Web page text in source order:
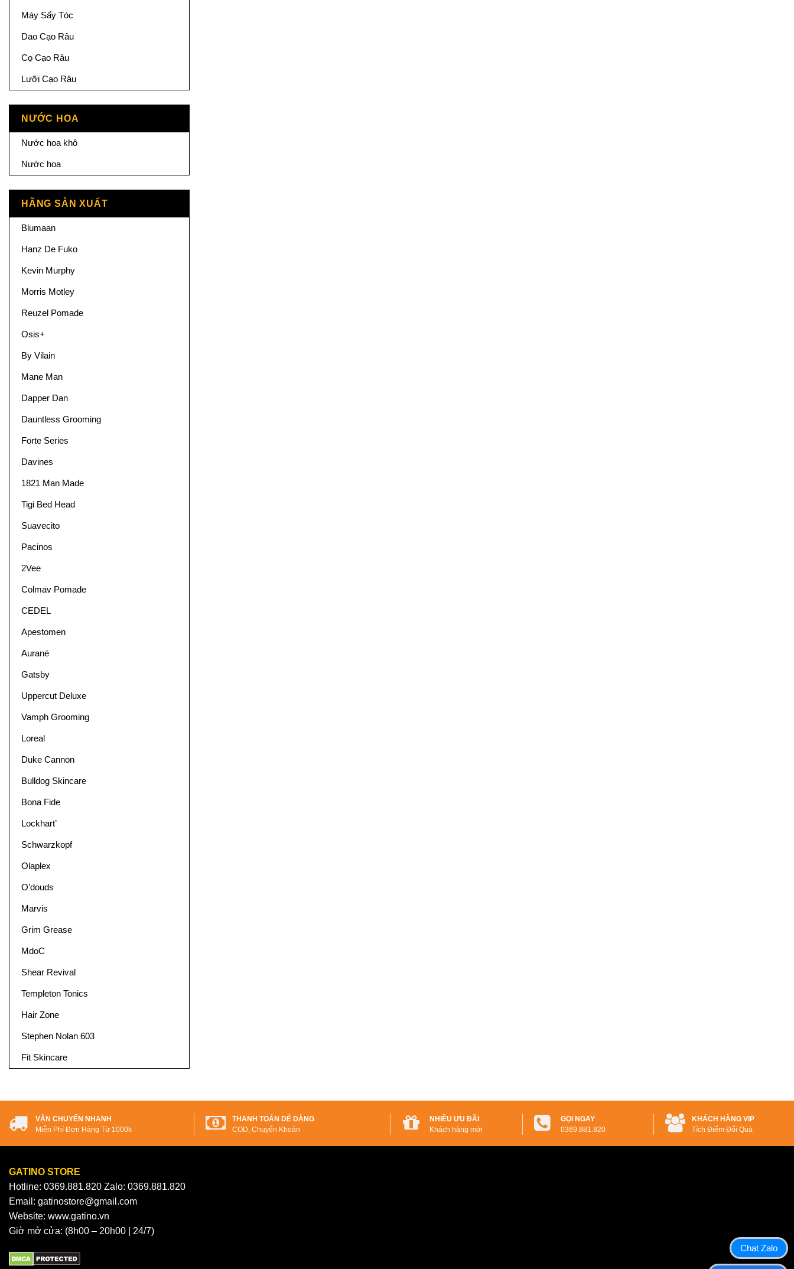
Máy Sấy Tóc
Dao Cạo Râu
Cọ Cạo Râu
Lưỡi Cạo Râu
NƯỚC HOA
Nước hoa khô
Nước hoa
HÃNG SẢN XUẤT
Blumaan
Hanz De Fuko
Kevin Murphy
Morris Motley
Reuzel Pomade
Osis+
By Vilain
Mane Man
Dapper Dan
Dauntless Grooming
Forte Series
Davines
1821 Man Made
Tigi Bed Head
Suavecito
Pacinos
2Vee
Colmav Pomade
CEDEL
Apestomen
Aurané
Gatsby
Uppercut Deluxe
Vamph Grooming
Loreal
Duke Cannon
Bulldog Skincare
Bona Fide
Lockhart’
Schwarzkopf
Olaplex
O’douds
Marvis
Grim Grease
MdoC
Shear Revival
Templeton Tonics
Hair Zone
Stephen Nolan 603
Fit Skincare
VẬN CHUYỂN NHANH
Miễn Phí Đơn Hàng Từ 1000k
THANH TOÁN DỄ DÀNG
COD, Chuyển Khoản
NHIỀU ƯU ĐÃI
Khách hàng mới
GỌI NGAY
0369.881.820
KHÁCH HÀNG VIP
Tích Điểm Đổi Quà
GATINO STORE
Hotline: 0369.881.820 Zalo: 0369.881.820
Email: gatinostore@gmail.com
Website: www.gatino.vn
Giờ mở cửa: (8h00 – 20h00 | 24/7)
Chat Zalo